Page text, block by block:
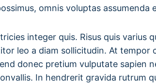
omnis voluptas assumenda
integer quis. Risus quis varius
leo a diam sollicitudin. At tempor
donec pretium vulputate sapien
In hendrerit gravida rutrum